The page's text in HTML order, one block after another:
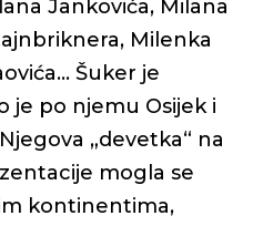
Jankovića, Milana
Milenka
Šuker je
je po njemu Osijek i
„devetka“ na
mogla se
kontinentima,